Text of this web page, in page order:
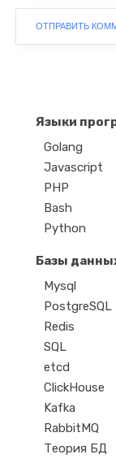
Языки
Golang
Javascript
PHP
Bash
Python
Базы
Mysql
PostgreSQL
Redis
SQL
etcd
ClickHouse
Kafka
RabbitMQ
Теория БД